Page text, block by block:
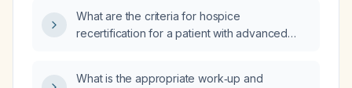
What are the criteria for hospice
recertification for a patient with advanced
What is the appropriate work‑up and